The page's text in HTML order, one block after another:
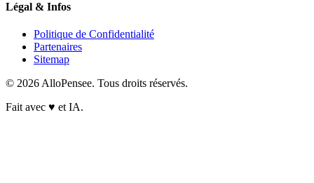
Légal & Infos
Politique de Confidentialité
Partenaires
Sitemap
© 2026 AlloPensee. Tous droits réservés.
Fait avec ♥ et IA.